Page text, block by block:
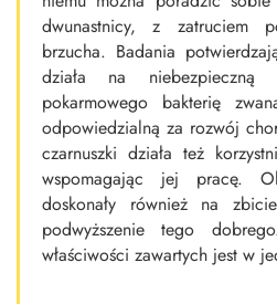
dwunastnicy, z zatruciem
brzucha. Badania
działa na
pokarmowego bakterię
odpowiedzialną za rozwój
czarnuszki działa też
wspomagając jej pracę.
doskonały również na
podwyższenie tego
właściwości zawartych jest w